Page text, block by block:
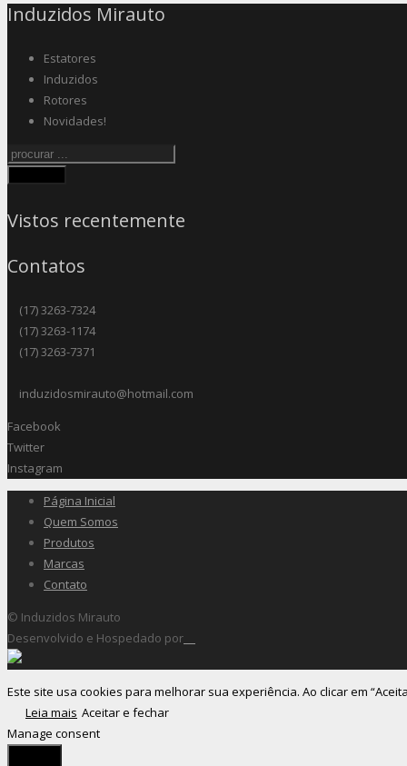
Induzidos Mirauto
Estatores
Induzidos
Rotores
Novidades!
Vistos recentemente
Contatos
(17) 3263-7324
(17) 3263-1174
(17) 3263-7371
induzidosmirauto@hotmail.com
Facebook
Twitter
Instagram
Página Inicial
Quem Somos
Produtos
Marcas
Contato
© Induzidos Mirauto
Desenvolvido e Hospedado por
Este site usa cookies para melhorar sua experiência. Ao clicar em
Leia mais Aceitar e fechar
Manage consent